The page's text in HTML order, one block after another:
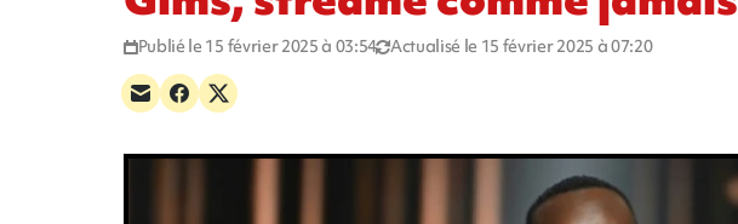
Publié le 15 février 2025 à 03:54 Actualisé le 15 février 2025 à 07:20